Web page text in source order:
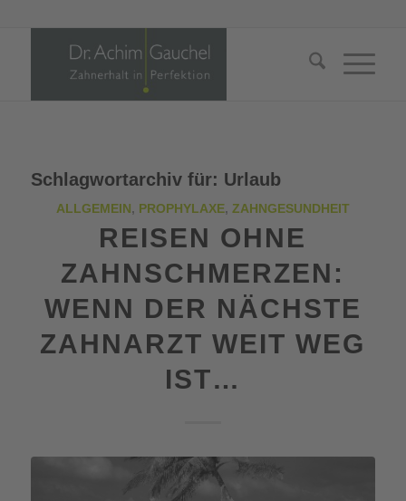
Schlagwortarchiv für: Urlaub
ALLGEMEIN, PROPHYLAXE, ZAHNGESUNDHEIT
REISEN OHNE
ZAHNSCHMERZEN:
WENN DER NÄCHSTE
ZAHNARZT WEIT WEG
IST…